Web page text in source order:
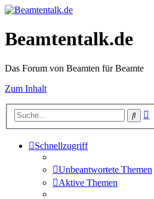
Beamtentalk.de
Das Forum von Beamten für Beamte
Zum Inhalt
Suche
Schnellzugriff
Unbeantwortete Themen
Aktive Themen